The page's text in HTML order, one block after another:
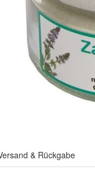
& Rückgabe